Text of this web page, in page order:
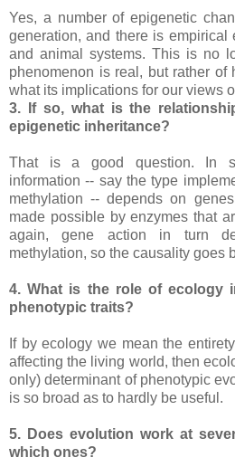
Yes, a number of epigenetic
generation, and there is
and animal systems. This is no
phenomenon is real, but rather of
what its implications for our views
3. If so, what is the
epigenetic inheritance?
That is a good question. In
information -- say the type
methylation -- depends on
made possible by enzymes that
again, gene action in turn
methylation, so the causality goes
4. What is the role of ecology
phenotypic traits?
If by ecology we mean the
affecting the living world, then
only) determinant of phenotypic
is so broad as to hardly be useful.
5. Does evolution work at
which ones?